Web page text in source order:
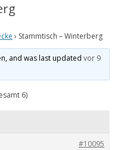
› Stammtisch – Winterberg
and was last updatedvor 9
6)
#10095